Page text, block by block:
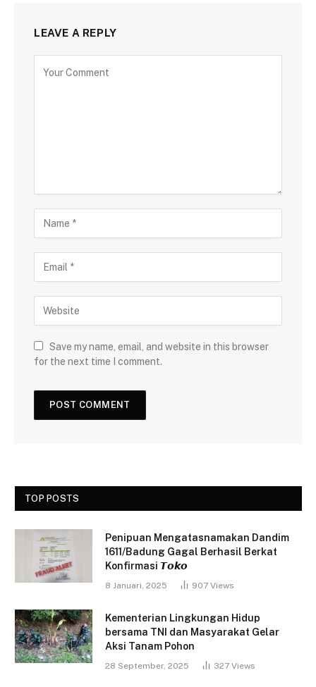
LEAVE A REPLY
Save my name, email, and website in this browser
for the next time I comment.
TOP POSTS
Penipuan Mengatasnamakan Dandim
1611/Badung Gagal Berhasil Berkat
Konfirmasi 𝙏𝙤𝙠𝙤
8 Januari, 2025 907 Views
Kementerian Lingkungan Hidup
bersama TNI dan Masyarakat Gelar
Aksi Tanam Pohon
28 September, 2025 327 Views